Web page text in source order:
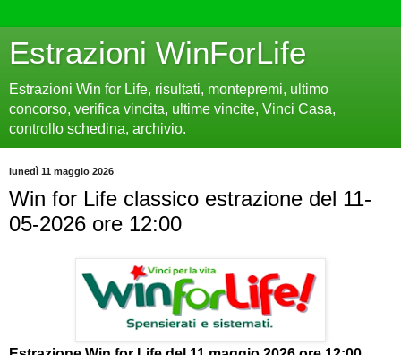
Estrazioni WinForLife
Estrazioni Win for Life, risultati, montepremi, ultimo
concorso, verifica vincita, ultime vincite, Vinci Casa,
controllo schedina, archivio.
lunedì 11 maggio 2026
Win for Life classico estrazione del 11-
05-2026 ore 12:00